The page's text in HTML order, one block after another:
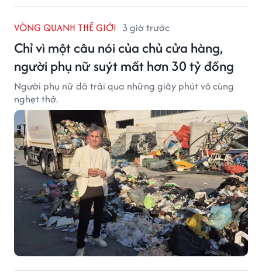
VÒNG QUANH THẾ GIỚI 3 giờ trước
Chỉ vì một câu nói của chủ cửa hàng,
người phụ nữ suýt mất hơn 30 tỷ đồng
Người phụ nữ đã trải qua những giây phút vô cùng
nghẹt thở.